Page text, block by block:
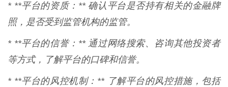
* **平台的资质：** 确认平台是否持有相关的金融牌
照，是否受到监管机构的监管。
* **平台的信誉：** 通过网络搜索、咨询其他投资者
等方式，了解平台的口碑和信誉。
* **平台的风控机制：** 了解平台的风控措施，包括